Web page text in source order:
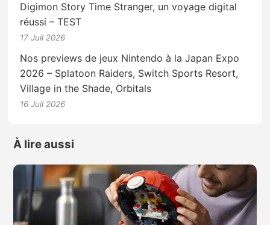
Digimon Story Time Stranger, un voyage digital
réussi – TEST
17 Juil 2026
Nos previews de jeux Nintendo à la Japan Expo
2026 – Splatoon Raiders, Switch Sports Resort,
Village in the Shade, Orbitals
16 Juil 2026
À lire aussi